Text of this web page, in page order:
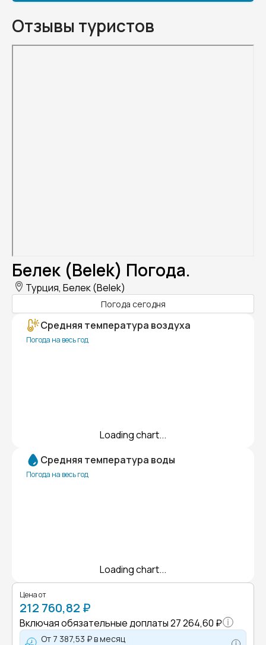
Отзывы туристов
Белек (Belek) Погода.
Турция, Белек (Belek)
Погода сегодня
Средняя температура воздуха
Погода на весь год
Loading chart...
Средняя температура воды
Погода на весь год
Loading chart...
Цена от
212 760,82 ₽
Включая обязательные доплаты27 264,60 ₽
От 7 387,53 ₽в месяц